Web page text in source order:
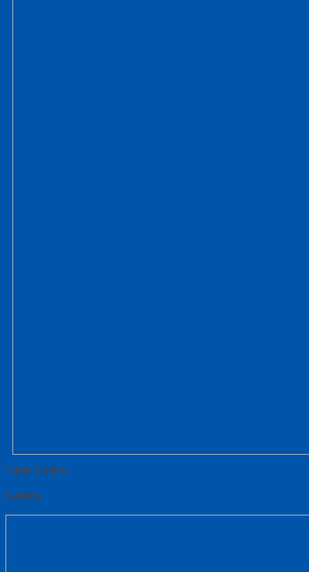
Tutup Sidebar
Gallery